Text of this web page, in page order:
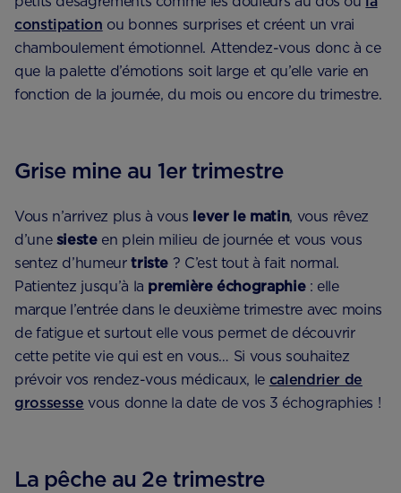
constipation ou bonnes surprises et créent un vrai
chamboulement émotionnel. Attendez-vous donc à ce
que la palette d’émotions soit large et qu’elle varie en
fonction de la journée, du mois ou encore du trimestre.
Grise mine au 1er trimestre
Vous n’arrivez plus à vous lever le matin, vous rêvez
d’une siesteen plein milieu de journée et vous vous
sentez d’humeurtriste ? C’est tout à fait normal.
Patientez jusqu’à la première échographie: elle
marque l’entrée dans le deuxième trimestre avec moins
de fatigue et surtout elle vous permet de découvrir
cette petite vie qui est en vous… Si vous souhaitez
prévoir vos rendez-vous médicaux, le calendrier de
grossesse vous donne la date de vos 3 échographies !
La pêche au 2e trimestre